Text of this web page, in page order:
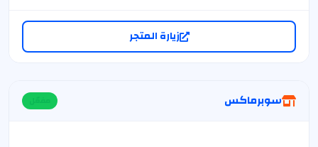
زيارة المتجر
سوبرماكس